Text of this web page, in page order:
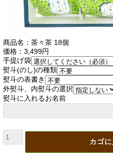
商品名：茶々茶 18個
価格：3,499円
手提げ袋
熨斗(のし)の種類
熨斗の表書き
外熨斗、内熨斗の選択
熨斗に入れるお名前